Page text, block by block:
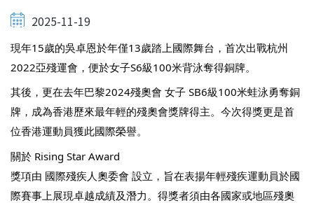
2025-11-19
現年15歲的吳卓恩於年僅13歲踏上國際舞台，首次出戰杭州
2022亞殘運會，便於女子S6級100米背泳奪得銅牌。
其後，更在去年巴黎2024殘奧會 女子 SB6級100米蛙泳勇奪銅
牌，成為香港歷來最年輕的殘奧會獎牌得主。今次得獎更是首
位香港運動員獲此國際榮譽。
關於 Rising Star Award
獎項由 國際殘疾人奧委會 設立，旨在表揚年輕殘疾運動員於國
際賽事上展現卓越成績及潛力。得獎者須由各國家或地區殘奧